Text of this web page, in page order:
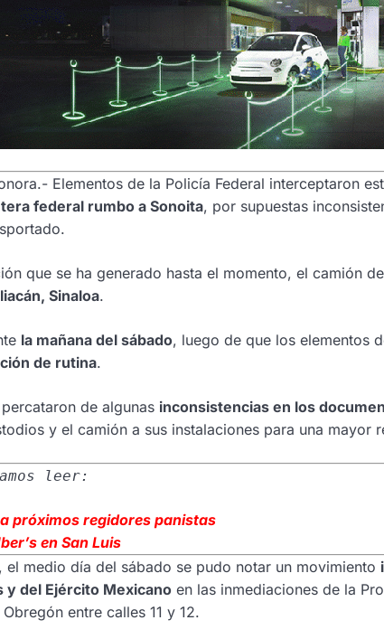
Elementos de la Policía Federal interceptaron
federal rumbo a Sonoita, por supuestas
que se ha generado hasta el momento, el camión
Sinaloa.
la mañana del sábado, luego de que los elementos
de rutina.
de algunas inconsistencias en los
y el camión a sus instalaciones para una mayor
leer:
próximos regidores panistas
en San Luis
el medio día del sábado se pudo notar un movimiento
y del Ejército Mexicano en las inmediaciones de la
entre calles 11 y 12.